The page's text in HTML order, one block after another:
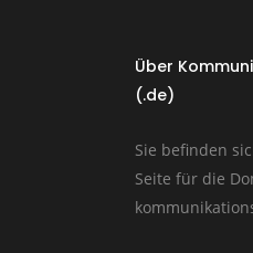
Über
(.de)
Sie befinden
Seite für die